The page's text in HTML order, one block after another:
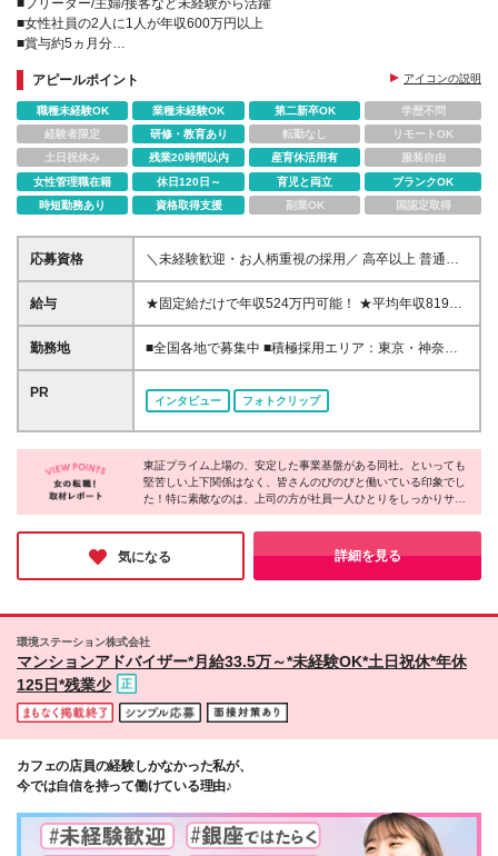
■フリーター/主婦/接客など未経験から活躍
■女性社員の2人に1人が年収600万円以上
■賞与約5ヵ月分
■全国各地の事業所で積極採用中！
アピールポイント アイコンの説明
職種未経験OK 業種未経験OK 第二新卒OK
学歴不問
経験者限定
研修・教育あり 転勤なし
リモートOK
土日祝休み
残業20時間以内 産育休活用有
服装自由
女性管理職在籍
休日120日～ 育児と両立
ブランクOK
時短勤務あり
資格取得支援 副業OK 国認定取得
応募資格
＼未経験歓迎・お人柄重視の採用／ 高卒以上 普通自
動車第一種運転免許取得者（AT限定可） ★職歴は全
く問いません！ 前向きにコツコツと向き合える方で
非正規社員など経歴は関係なし。 フリーターや離職
中の方、中高年の方、転職回数が多い方で 高収入を
若手からベテランまで幅広く活躍！ 20代: 28.35% 30
給与
★固定給だけで年収524万円可能！ ★平均年収819万
円 ★「女性社員の2人に1人」が年収600万円以上！
★入社初年度：年収400万～550万円+インセンティブ
【インセンティブ】 ･80～200万円※1物件着工時目安
子供1名につき5千円 ･資格:FP3～1級(3千円～1万円) ･
固定残業代[47時間分(7万3,800円以上)]あり。ただし
月平均残業は14時間と少なめ ･固定残業代は時間外労
ップアップの標準モデル＞ ▼初受注 最短1ヶ月 ▼営
業課長補佐 最短5ヶ月 ▼営業課長 最短8ヶ月 ※営
勤務地
■全国各地で募集中 ■積極採用エリア：東京・神奈
川・埼玉・千葉・愛知 ※地元で働ける！自宅の近くを
考慮します ※社用車での通勤もOK （支店によっては
社用車通勤できない場合もございます） ※車通勤の場
合は交通費としてガソリンカード貸与 ※地元に戻って
働きたい方も歓迎します 全国に支店があるため、転
居や親の介護に伴う帰省、 ご家族の転勤といった場
合でも仕事を辞める必要はありません。 ■本社所在地
愛知県名古屋市中区丸の内2-1-33 東建本社丸の内ビ
ル （最寄駅：名古屋市営地下鉄「丸の内駅」） 【採
用エリア】 岩手/宮城/山形/福島/茨城/栃木/群馬/埼玉/
千葉/東京/神奈川 新潟/富山/石川/福井/山梨/長野/岐阜/
http://www.token.co.jp/corporate/branch/
PR
インタビュー フォトクリップ
東証プライム上場の、安定した事業基盤がある同社。といっても
堅苦しい上下関係はなく、皆さんのびのびと働いている印象でし
た！特に素敵なのは、上司の方が社員一人ひとりをしっかりサポ
ートしている点。周りから応援してもらえるから、未経験の方で
もどんな世代の方でも安心してチャレンジできそうです。さらに
基本給が高水準でインセンティブもあるからしっかり稼げるのも
ポイント！ぜひチャレンジしてみてはどうでしょうか。
気になる 詳細を見る
環境ステーション株式会社
マンションアドバイザー*月給33.5万～*未経験OK*土日祝休*年休
125日*残業少
カフェの店員の経験しかなかった私が、
今では自信を持って働けている理由♪